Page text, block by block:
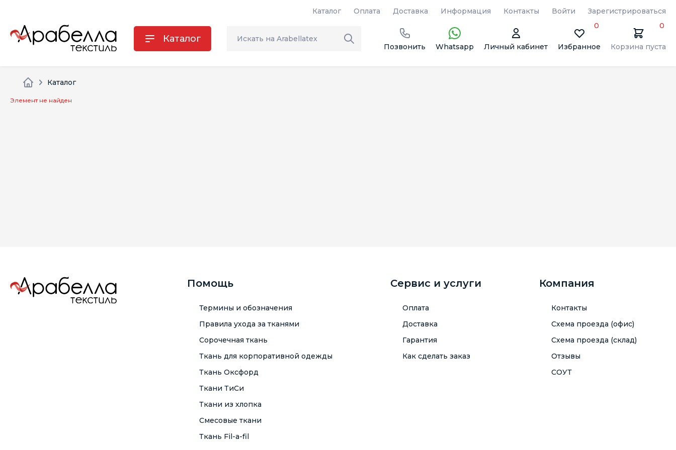
Каталог Оплата Доставка Информация Контакты Войти Зарегистрироваться
Каталог
Позвонить Whatsapp Личный кабинет Избранное
0
Корзина пуста
0
Каталог
Элемент не найден
Помощь
Термины и обозначения
Правила ухода за тканями
Сорочечная ткань
Ткань для корпоративной одежды
Ткань Оксфорд
Ткани ТиСи
Ткани из хлопка
Смесовые ткани
Ткань Fil-a-fil
Сервис и услуги
Оплата
Доставка
Гарантия
Как сделать заказ
Компания
Контакты
Схема проезда (офис)
Схема проезда (склад)
Отзывы
СОУТ